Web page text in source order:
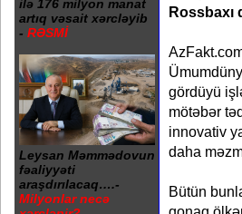
ilə 176 milyon manat
artıq vəsait xərcləyib
- RƏSMİ
Leysan Məmmədovun
fəaliyyəti
araşdırılacaq….-
Milyonlar necə
Rossbaxı
gördüyü
mötəbər
innovativ
daha
Bütün